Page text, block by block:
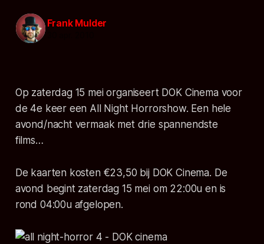
Frank Mulder
Op zaterdag 15 mei organiseert DOK Cinema voor
de 4e keer een All Night Horrorshow. Een hele
avond/nacht vermaak met drie spannendste
films…
De kaarten kosten €23,50 bij DOK Cinema. De
avond begint zaterdag 15 mei om 22:00u en is
rond 04:00u afgelopen.